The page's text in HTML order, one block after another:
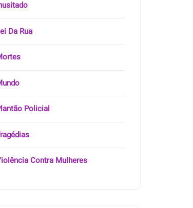
Da Rua
Policial
Contra Mulheres